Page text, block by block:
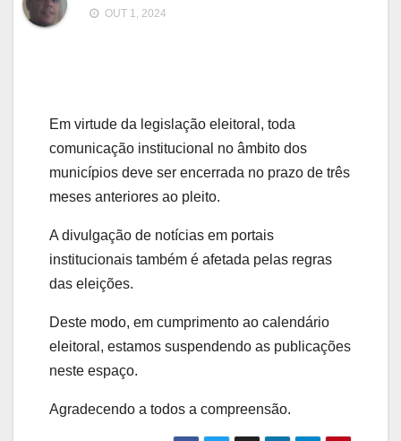
OUT 1, 2024
Em virtude da legislação eleitoral, toda
comunicação institucional no âmbito dos
municípios deve ser encerrada no prazo de três
meses anteriores ao pleito.
A divulgação de notícias em portais
institucionais também é afetada pelas regras
das eleições.
Deste modo, em cumprimento ao calendário
eleitoral, estamos suspendendo as publicações
neste espaço.
Agradecendo a todos a compreensão.